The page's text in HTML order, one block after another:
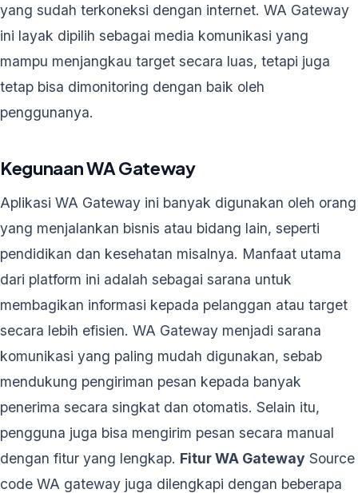
yang sudah terkoneksi dengan internet. WA Gateway
ini layak dipilih sebagai media komunikasi yang
mampu menjangkau target secara luas, tetapi juga
tetap bisa dimonitoring dengan baik oleh
penggunanya.
Kegunaan WA Gateway
Aplikasi WA Gateway ini banyak digunakan oleh orang
yang menjalankan bisnis atau bidang lain, seperti
pendidikan dan kesehatan misalnya. Manfaat utama
dari platform ini adalah sebagai sarana untuk
membagikan informasi kepada pelanggan atau target
secara lebih efisien. WA Gateway menjadi sarana
komunikasi yang paling mudah digunakan, sebab
mendukung pengiriman pesan kepada banyak
penerima secara singkat dan otomatis. Selain itu,
pengguna juga bisa mengirim pesan secara manual
dengan fitur yang lengkap. Fitur WA Gateway Source
code WA gateway juga dilengkapi dengan beberapa